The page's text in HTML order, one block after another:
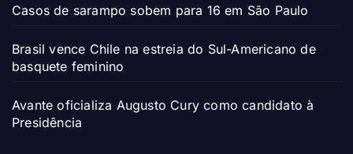
Casos de sarampo sobem para 16 em São Paulo
Brasil vence Chile na estreia do Sul-Americano de
basquete feminino
Avante oficializa Augusto Cury como candidato à
Presidência